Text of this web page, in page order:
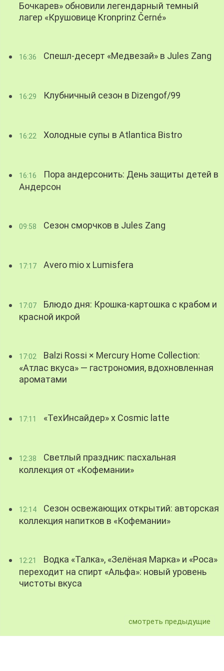
Бочкарев» обновили легендарный темный
лагер «Крушовице Kronprinz Černé»
16:36 Спешл-десерт «Медвезай» в Jules Zang
16:29 Клубничный сезон в Dizengof/99
16:22 Холодные супы в Atlantica Bistro
16:16
Пора андерсонить: День защиты детей в
Андерсон
09:58 Сезон сморчков в Jules Zang
17:17 Avero mio x Lumisfera
17:07
Блюдо дня: Крошка-картошка с крабом и
красной икрой
17:02
Balzi Rossi × Mercury Home Collection:
«Атлас вкуса» — гастрономия, вдохновленная
ароматами
17:11 «ТехИнсайдер» х Cosmic latte
12:38
Светлый праздник: пасхальная
коллекция от «Кофемании»
12:14
Сезон освежающих открытий: авторская
коллекция напитков в «Кофемании»
12:21
Водка «Талка», «Зелёная Марка» и «Роса»
переходит на спирт «Альфа»: новый уровень
чистоты вкуса
смотреть предыдущие